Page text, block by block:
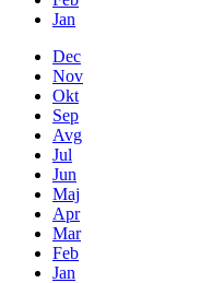
Jan
Dec
Nov
Okt
Sep
Avg
Jul
Jun
Maj
Apr
Mar
Feb
Jan